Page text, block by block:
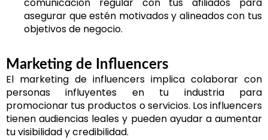
comunicación regular con tus afiliados para
asegurar que estén motivados y alineados con tus
objetivos de negocio.
Marketing de Influencers
El marketing de influencers implica colaborar con
personas influyentes en tu industria para
promocionar tus productos o servicios. Los influencers
tienen audiencias leales y pueden ayudar a aumentar
tu visibilidad y credibilidad.